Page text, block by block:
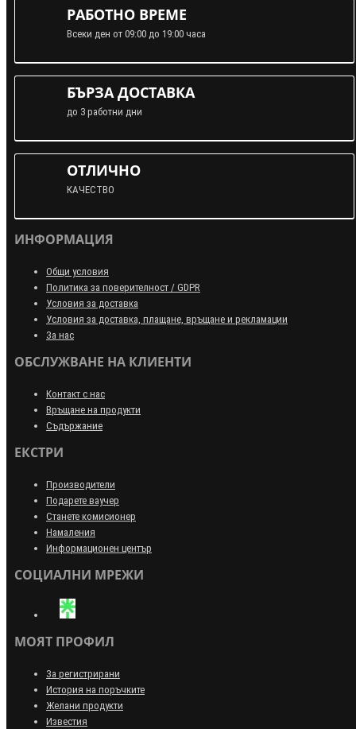
РАБОТНО ВРЕМЕ
Всеки ден от 09:00 до 19:00 часа
БЪРЗА ДОСТАВКА
до 3 работни дни
ОТЛИЧНО
КАЧЕСТВО
ИНФОРМАЦИЯ
Общи условия
Политика за поверителност / GDPR
Условия за доставка
Условия за доставка, плащане, връщане и рекламации
За нас
ОБСЛУЖВАНЕ НА КЛИЕНТИ
Контакт с нас
Връщане на продукти
Съдържание
ЕКСТРИ
Производители
Подарете ваучер
Станете комисионер
Намаления
Информационен център
СОЦИАЛНИ МРЕЖИ
МОЯТ ПРОФИЛ
За регистрирани
История на поръчките
Желани продукти
Известия